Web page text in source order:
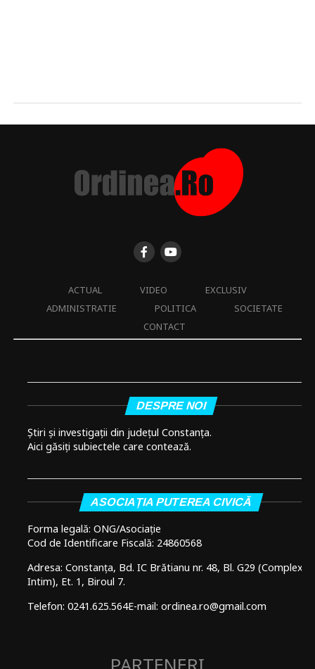
ACTUAL VIDEO
EXCLUSIV
ADMINISTRATIE
POLITICA
SOCIETATE
CONTACT
DESPRE NOI
Știri și investigații din județul Constanța.
Aici găsiți subiectele care contează.
ASOCIAȚIA PUTEREA CIVICĂ
Forma legală: ONG/Asociație
Cod de Identificare Fiscală: 24860568
Adresa: Constanța, Bd. IC Brătianu nr. 48, Bl. G29 (Complex
Intim), Et. 1, Biroul 7.
Telefon: 0241.625.564E-mail: ordinea.ro@gmail.com